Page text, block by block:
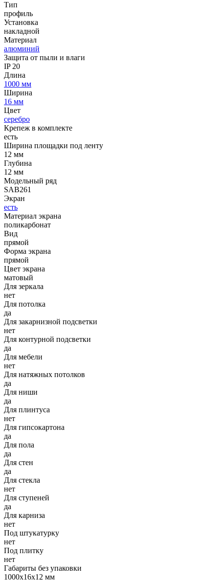
Тип
профиль
Установка
накладной
Материал
алюминий
Защита от пыли и влаги
IP 20
Длина
1000 мм
Ширина
16 мм
Цвет
серебро
Крепеж в комплекте
есть
Ширина площадки под ленту
12 мм
Глубина
12 мм
Модельный ряд
SAB261
Экран
есть
Материал экрана
поликарбонат
Вид
прямой
Форма экрана
прямой
Цвет экрана
матовый
Для зеркала
нет
Для потолка
да
Для закарнизной подсветки
нет
Для контурной подсветки
да
Для мебели
нет
Для натяжных потолков
да
Для ниши
да
Для плинтуса
нет
Для гипсокартона
да
Для пола
да
Для стен
да
Для стекла
нет
Для ступеней
да
Для карниза
нет
Под штукатурку
нет
Под плитку
нет
Габариты без упаковки
1000х16х12 мм